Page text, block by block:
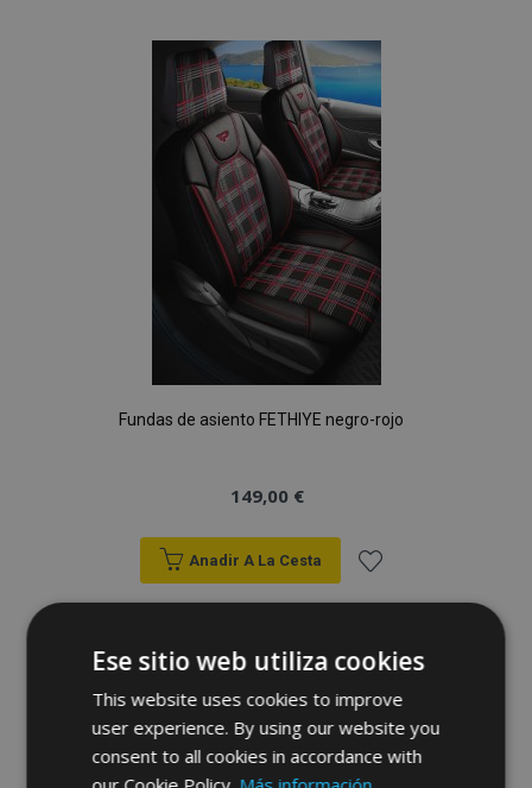
Lista
de
Deseos
Fundas de asiento FETHIYE negro-rojo
149,00 €
Anadir A La Cesta
Añadir
a la
Lista
de
Ese sitio web utiliza cookies
This website uses cookies to improve
user experience. By using our website you
consent to all cookies in accordance with